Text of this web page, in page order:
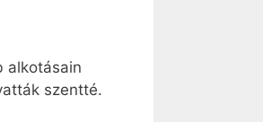
alkotásain
szentté.